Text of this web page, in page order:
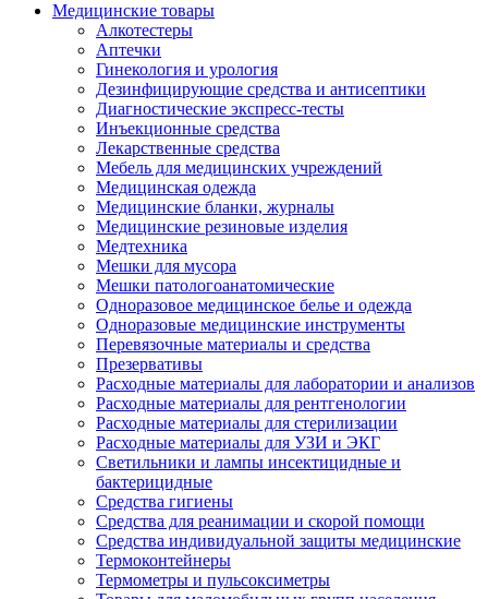
Медицинские товары
Алкотестеры
Аптечки
Гинекология и урология
Дезинфицирующие средства и антисептики
Диагностические экспресс-тесты
Инъекционные средства
Лекарственные средства
Мебель для медицинских учреждений
Медицинская одежда
Медицинские бланки, журналы
Медицинские резиновые изделия
Медтехника
Мешки для мусора
Мешки патологоанатомические
Одноразовое медицинское белье и одежда
Одноразовые медицинские инструменты
Перевязочные материалы и средства
Презервативы
Расходные материалы для лаборатории и анализов
Расходные материалы для рентгенологии
Расходные материалы для стерилизации
Расходные материалы для УЗИ и ЭКГ
Светильники и лампы инсектицидные и
бактерицидные
Средства гигиены
Средства для реанимации и скорой помощи
Средства индивидуальной защиты медицинские
Термоконтейнеры
Термометры и пульсоксиметры